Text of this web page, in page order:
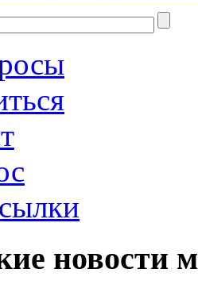
новости